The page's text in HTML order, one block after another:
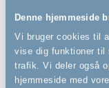
Denne hjemmeside
Vi bruger cookies til
vise dig funktioner til
trafik. Vi deler også
hjemmeside med